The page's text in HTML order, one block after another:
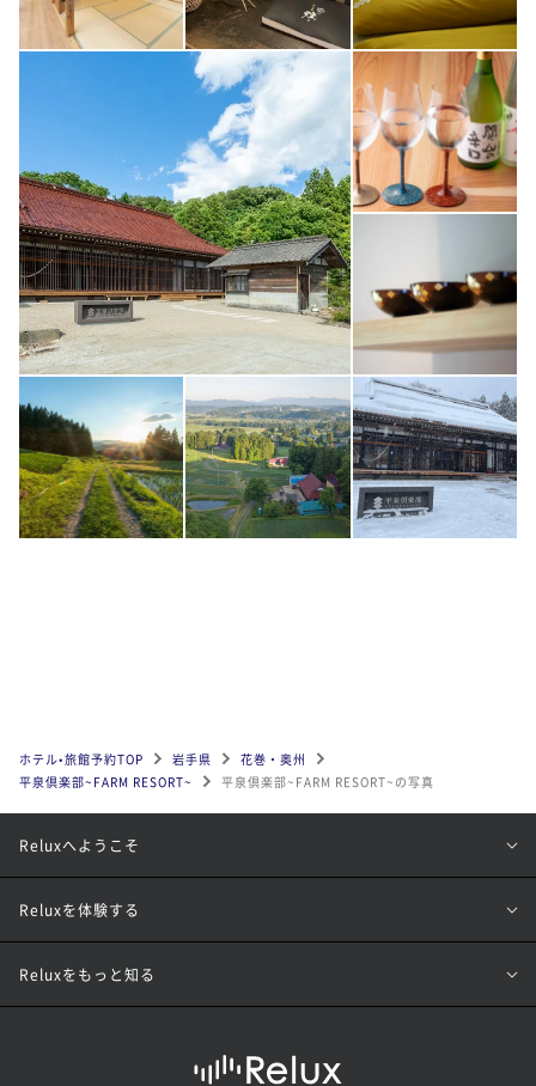
ホテル•旅館予約TOP 岩手県
花巻・奥州
平泉倶楽部~FARM RESORT~
平泉倶楽部~FARM RESORT~の写真
Reluxへようこそ
Reluxを体験する
Reluxをもっと知る